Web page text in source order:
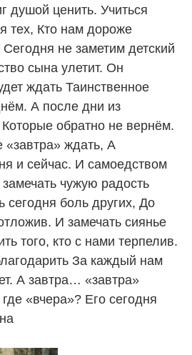
душой ценить. Учиться
тех, Кто нам дороже
не заметим детский
сына улетит. Он
ждать Таинственное
А после дни из
обратно не вернём.
«завтра» ждать, А
и сейчас. И самоедством
чужую радость
сегодня боль других, До
И замечать сиянье
того, кто с нами терпелив.
За каждый нам
А завтра… «завтра»
«вчера»? Его сегодня